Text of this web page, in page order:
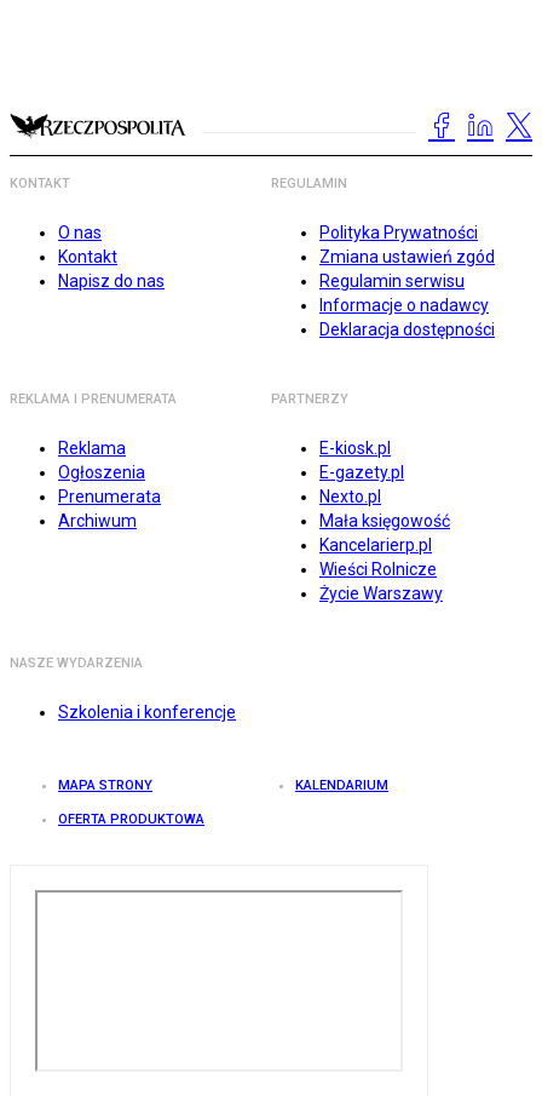
KONTAKT
O nas
Kontakt
Napisz do nas
REGULAMIN
Polityka Prywatności
Zmiana ustawień zgód
Regulamin serwisu
Informacje o nadawcy
Deklaracja dostępności
REKLAMA I PRENUMERATA
Reklama
Ogłoszenia
Prenumerata
Archiwum
PARTNERZY
E-kiosk.pl
E-gazety.pl
Nexto.pl
Mała księgowość
Kancelarierp.pl
Wieści Rolnicze
Życie Warszawy
NASZE WYDARZENIA
Szkolenia i konferencje
MAPA STRONY KALENDARIUM
OFERTA PRODUKTOWA